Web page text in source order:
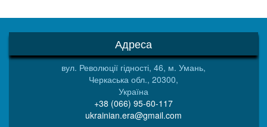
Адреса
вул. Революції гідності, 46, м. Умань,
Черкаська обл., 20300,
Україна
+38 (066) 95-60-117
ukrainian.era@gmail.com